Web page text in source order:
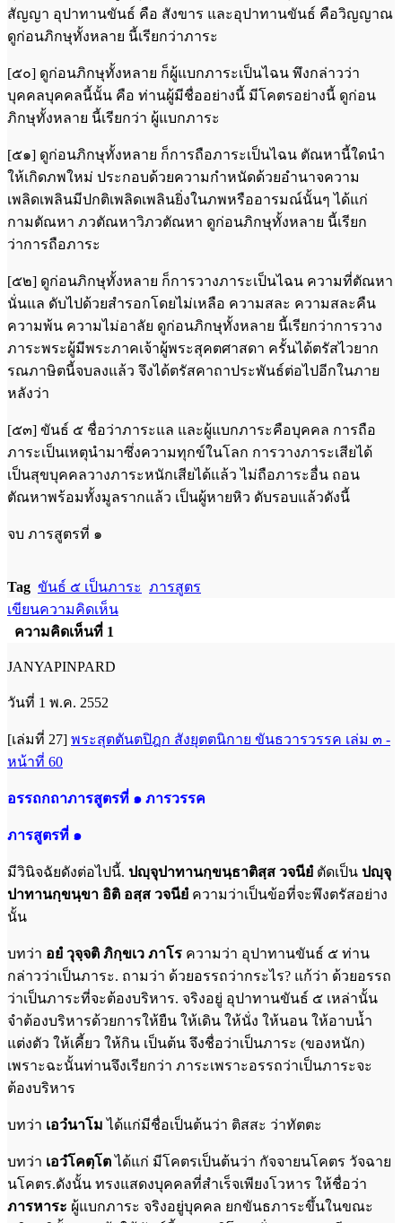
สัญญา อุปาทานขันธ์ คือ สังขาร และอุปาทานขันธ์ คือวิญญาณ
ดูก่อนภิกษุทั้งหลาย นี้เรียกว่าภาระ
[๕๐] ดูก่อนภิกษุทั้งหลาย ก็ผู้แบกภาระเป็นไฉน พึงกล่าวว่า
บุคคลบุคคลนี้นั้น คือ ท่านผู้มีชื่ออย่างนี้ มีโคตรอย่างนี้ ดูก่อน
ภิกษุทั้งหลาย นี้เรียกว่า ผู้แบกภาระ
[๕๑] ดูก่อนภิกษุทั้งหลาย ก็การถือภาระเป็นไฉน ตัณหานี้ใดนำ
ให้เกิดภพใหม่ ประกอบด้วยความกำหนัดด้วยอำนาจความ
เพลิดเพลินมีปกติเพลิดเพลินยิ่งในภพหรืออารมณ์นั้นๆ ได้แก่
กามตัณหา ภวตัณหาวิภวตัณหา ดูก่อนภิกษุทั้งหลาย นี้เรียก
ว่าการถือภาระ
[๕๒] ดูก่อนภิกษุทั้งหลาย ก็การวางภาระเป็นไฉน ความที่ตัณหา
นั่นแล ดับไปด้วยสำรอกโดยไม่เหลือ ความสละ ความสละคืน
ความพ้น ความไม่อาลัย ดูก่อนภิกษุทั้งหลาย นี้เรียกว่าการวาง
ภาระพระผู้มีพระภาคเจ้าผู้พระสุคตศาสดา ครั้นได้ตรัสไวยาก
รณภาษิตนี้จบลงแล้ว จึงได้ตรัสคาถาประพันธ์ต่อไปอีกในภาย
หลังว่า
[๕๓] ขันธ์ ๕ ชื่อว่าภาระแล และผู้แบกภาระคือบุคคล การถือ
ภาระเป็นเหตุนำมาซึ่งความทุกข์ในโลก การวางภาระเสียได้
เป็นสุขบุคคลวางภาระหนักเสียได้แล้ว ไม่ถือภาระอื่น ถอน
ตัณหาพร้อมทั้งมูลรากแล้ว เป็นผู้หายหิว ดับรอบแล้วดังนี้
จบ ภารสูตรที่ ๑
Tag ขันธ์ ๕ เป็นภาระ ภารสูตร
เขียนความคิดเห็น
ความคิดเห็นที่ 1
JANYAPINPARD
วันที่ 1 พ.ค. 2552
[เล่มที่ 27] พระสุตตันตปิฎก สังยุตตนิกาย ขันธวารวรรค เล่ม ๓ -
หน้าที่ 60
อรรถกถาภารสูตรที่ ๑ ภารวรรค
ภารสูตรที่ ๑
มีวินิจฉัยดังต่อไปนี้. ปญฺจุปาทานกฺขนฺธาติสฺส วจนียํ ตัดเป็น ปญฺจุ
ปาทานกฺขนฺขา อิติ อสฺส วจนียํ ความว่าเป็นข้อที่จะพึงตรัสอย่าง
นั้น
บทว่า อยํ วุจฺจติ ภิกฺขเว ภาโร ความว่า อุปาทานขันธ์ ๕ ท่าน
กล่าวว่าเป็นภาระ. ถามว่า ด้วยอรรถว่ากระไร? แก้ว่า ด้วยอรรถ
ว่าเป็นภาระที่จะต้องบริหาร. จริงอยู่ อุปาทานขันธ์ ๕ เหล่านั้น
จำต้องบริหารด้วยการให้ยืน ให้เดิน ให้นั่ง ให้นอน ให้อาบน้ำ
แต่งตัว ให้เคี้ยว ให้กิน เป็นต้น จึงชื่อว่าเป็นภาระ (ของหนัก)
เพราะฉะนั้นท่านจึงเรียกว่า ภาระเพราะอรรถว่าเป็นภาระจะ
ต้องบริหาร
บทว่า เอวํนาโม ได้แก่มีชื่อเป็นต้นว่า ติสสะ ว่าทัตตะ
บทว่า เอวํโคตฺโตได้แก่ มีโคตรเป็นต้นว่า กัจจายนโคตร วัจฉาย
นโคตร.ดังนั้น ทรงแสดงบุคคลที่สำเร็จเพียงโวหาร ให้ชื่อว่า
ภารหาระ ผู้แบกภาระ จริงอยู่บุคคล ยกขันธภาระขึ้นในขณะ